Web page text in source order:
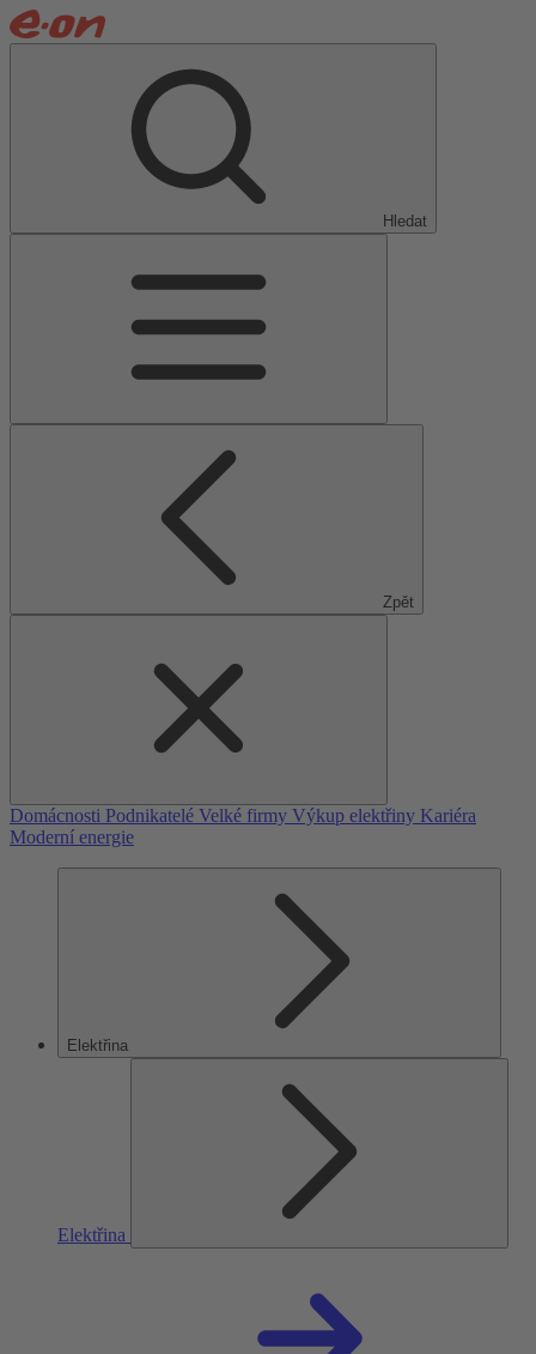
Hledat
Zpět
Domácnosti Podnikatelé Velké firmy Výkup elektřiny Kariéra
Moderní energie
Elektřina
Elektřina